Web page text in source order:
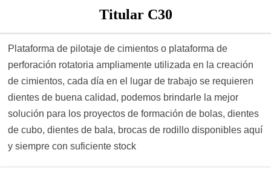
Titular C30
Plataforma de pilotaje de cimientos o plataforma de
perforación rotatoria ampliamente utilizada en la creación
de cimientos, cada día en el lugar de trabajo se requieren
dientes de buena calidad, podemos brindarle la mejor
solución para los proyectos de formación de bolas, dientes
de cubo, dientes de bala, brocas de rodillo disponibles aquí
y siempre con suficiente stock